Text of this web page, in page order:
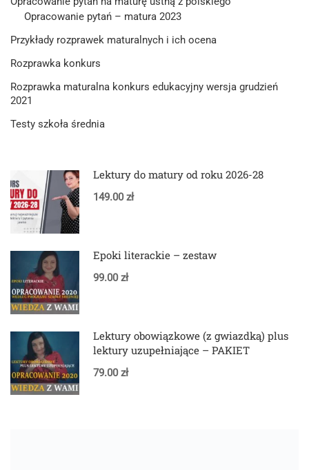
Opracowanie pytań – matura 2023
Przykłady rozprawek maturalnych i ich ocena
Rozprawka konkurs
Rozprawka maturalna konkurs edukacyjny wersja grudzień
2021
Testy szkoła średnia
Lektury do matury od roku 2026-28
149.00 zł
Epoki literackie – zestaw
99.00 zł
Lektury obowiązkowe (z gwiazdką) plus
lektury uzupełniające – PAKIET
79.00 zł